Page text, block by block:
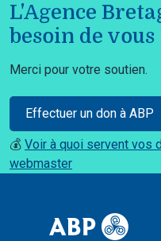
L'Agence
besoin de vous
Merci pour votre soutien.
Effectuer un don à ABP
💰 Voir à quoi servent vos
webmaster